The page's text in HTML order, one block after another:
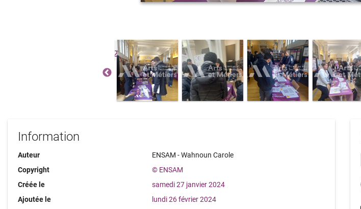
Information
Auteur
ENSAM - Wahnoun Carole
Copyright
© ENSAM
Créée le
samedi 27 janvier 2024
Ajoutée le
lundi 26 février 2024